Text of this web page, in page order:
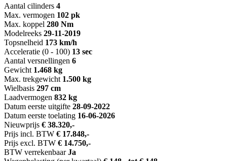
Aantal cilinders 4
Max. vermogen 102 pk
Max. koppel 280 Nm
Modelreeks 29-11-2019
Topsnelheid 173 km/h
Acceleratie (0 - 100) 13 sec
Aantal versnellingen 6
Gewicht 1.468 kg
Max. trekgewicht 1.500 kg
Wielbasis 297 cm
Laadvermogen 832 kg
Datum eerste uitgifte 28-09-2022
Datum eerste toelating 16-06-2026
Nieuwprijs € 38.320,-
Prijs incl. BTW € 17.848,-
Prijs excl. BTW € 14.750,-
BTW verrekenbaar Ja